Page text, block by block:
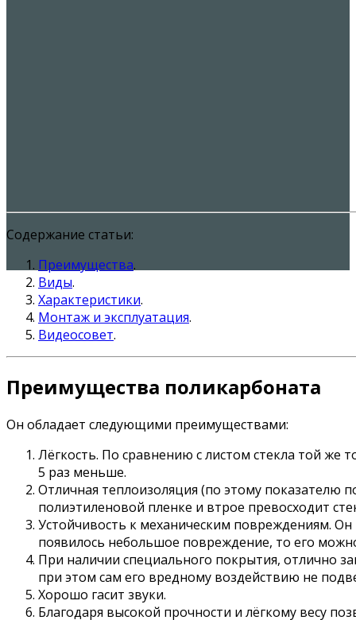
Содержание статьи:
Преимущества.
Виды.
Характеристики.
Монтаж и эксплуатация.
Видеосовет.
Преимущества поликарбоната
Он обладает следующими преимуществами:
Лёгкость. По сравнению с листом стекла той же
5 раз меньше.
Отличная теплоизоляция (по этому показателю
полиэтиленовой пленке и втрое превосходит
Устойчивость к механическим повреждениям. Он
появилось небольшое повреждение, то его
При наличии специального покрытия, отлично
при этом сам его вредному воздействию не
Хорошо гасит звуки.
Благодаря высокой прочности и лёгкому весу